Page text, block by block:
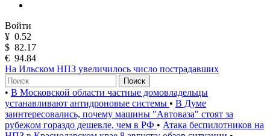
Войти
¥ 0.52
$ 82.17
€ 94.84
На Ильском НПЗ увеличилось число пострадавших
Поиск
• В Московской области частные домовладельцы
устанавливают антидроновые системы • В Думе
заинтересовались, почему машины "Автоваза" стоят за
рубежом гораздо дешевле, чем в РФ • Атака беспилотников на